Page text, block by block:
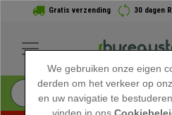
Gratis verzending 30 dagen
We gebruiken onze eigen
derden om het verkeer op
en uw navigatie te